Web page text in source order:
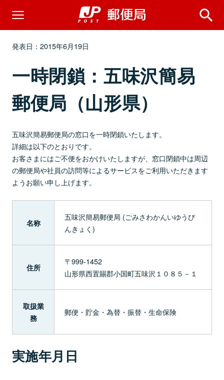
発表日：2015年6月19日
一時閉鎖：五味沢簡易
郵便局（山形県）
五味沢簡易郵便局の窓口を一時閉鎖いたします。
詳細は以下のとおりです。
お客さまにはご不便をおかけいたしますが、窓口閉鎖中は周辺
の郵便局や社員の訪問等によるサービスをご利用いただきます
ようお願い申し上げます。
名称
五味沢簡易郵便局 (ごみさわかんいゆうび
んきょく)
住所
〒999-1452
山形県西置賜郡小国町五味沢１０８５－１
取扱業
務
郵便・貯金・為替・振替・生命保険
実施年月日